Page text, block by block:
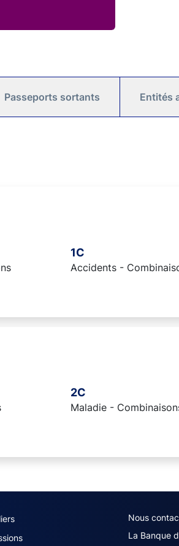
Passeports sortants Entités
1C
Accidents -
2C
Maladie -
(French) ACPR footer
Nous
La Banque